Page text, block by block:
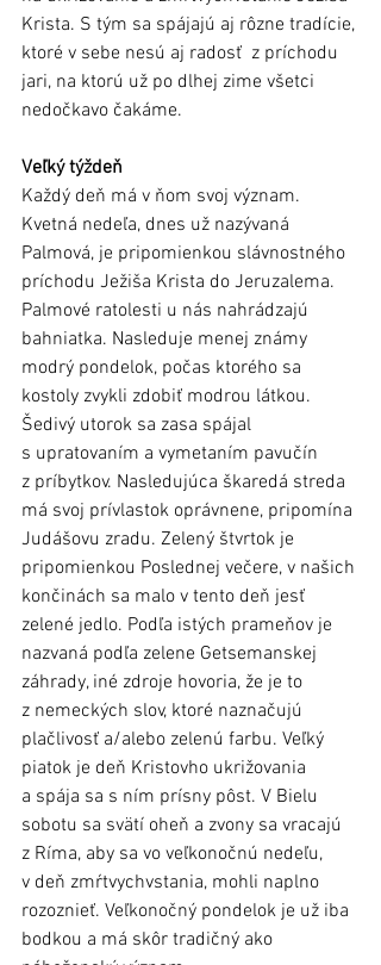
Krista. S tým sa spájajú aj rôzne tradície,
ktoré v sebe nesú aj radosť  z príchodu
jari, na ktorú už po dlhej zime všetci
nedočkavo čakáme.
Veľký týždeň
Každý deň má v ňom svoj význam.
Kvetná nedeľa, dnes už nazývaná
Palmová, je pripomienkou slávnostného
príchodu Ježiša Krista do Jeruzalema.
Palmové ratolesti u nás nahrádzajú
bahniatka. Nasleduje menej známy
modrý pondelok, počas ktorého sa
kostoly zvykli zdobiť modrou látkou.
Šedivý utorok sa zasa spájal
s upratovaním a vymetaním pavučín
z príbytkov. Nasledujúca škaredá streda
má svoj prívlastok oprávnene, pripomína
Judášovu zradu. Zelený štvrtok je
pripomienkou Poslednej večere, v našich
končinách sa malo v tento deň jesť
zelené jedlo. Podľa istých prameňov je
nazvaná podľa zelene Getsemanskej
záhrady, iné zdroje hovoria, že je to
z nemeckých slov, ktoré naznačujú
plačlivosť a/alebo zelenú farbu. Veľký
piatok je deň Kristovho ukrižovania
a spája sa s ním prísny pôst. V Bielu
sobotu sa svätí oheň a zvony sa vracajú
z Ríma, aby sa vo veľkonočnú nedeľu,
v deň zmŕtvychvstania, mohli naplno
rozoznieť. Veľkonočný pondelok je už iba
bodkou a má skôr tradičný ako